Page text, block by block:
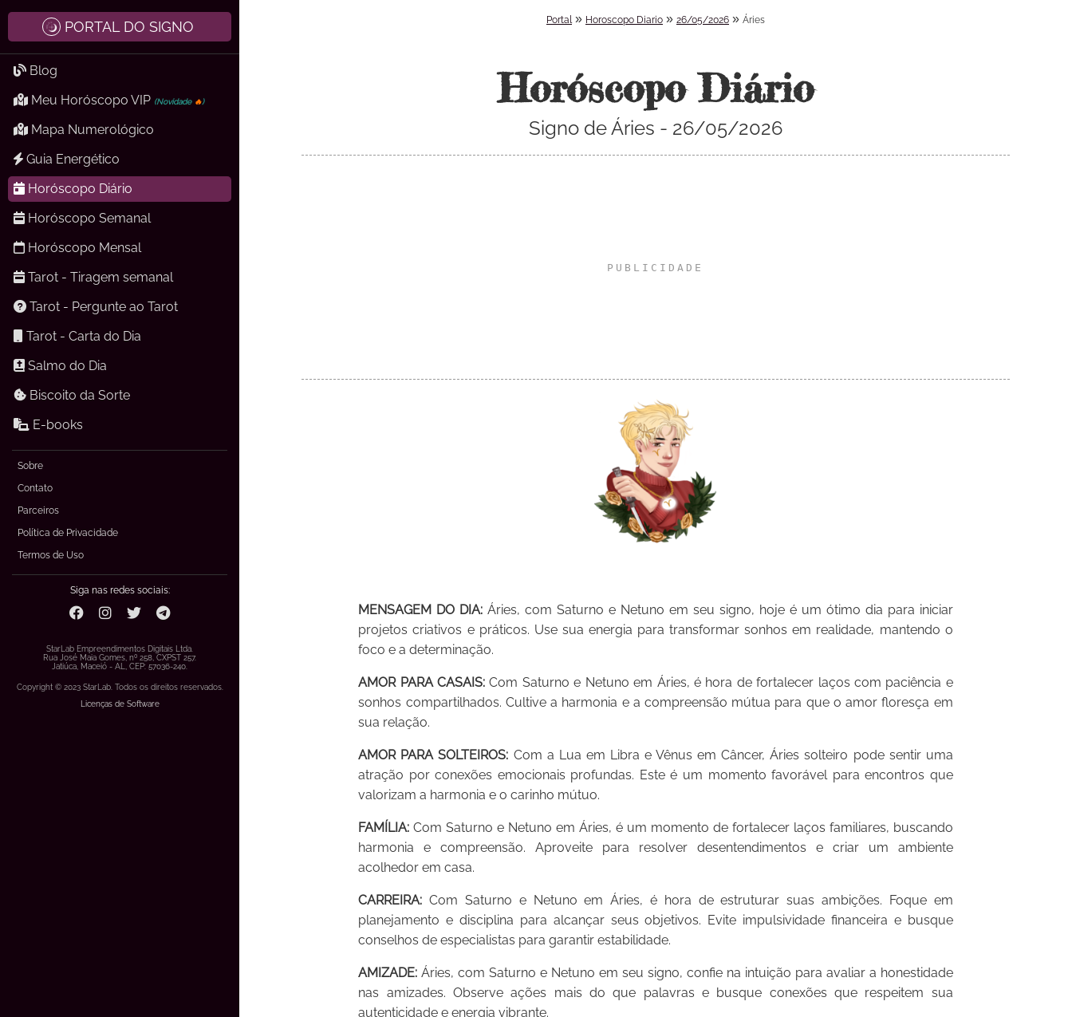
PORTAL DO SIGNO
Blog
Meu Horóscopo VIP (Novidade 🔥)
Mapa Numerológico
Guia Energético
Horóscopo Diário
Horóscopo Semanal
Horóscopo Mensal
Tarot - Tiragem semanal
Tarot - Pergunte ao Tarot
Tarot - Carta do Dia
Salmo do Dia
Biscoito da Sorte
E-books
Sobre
Contato
Parceiros
Política de Privacidade
Termos de Uso
Siga nas redes sociais:
StarLab Empreendimentos Digitais Ltda.
Rua José Maia Gomes, nº 258, CXPST 257.
Jatiúca, Maceió - AL, CEP: 57036-240.
Copyright © 2023 StarLab. Todos os direitos reservados.
Licenças de Software
Portal » Horoscopo Diario » 26/05/2026 » Áries
Horóscopo Diário
Signo de Áries - 26/05/2026
MENSAGEM DO DIA: Áries, com Saturno e Netuno em seu signo, hoje é um ótimo dia para iniciar
projetos criativos e práticos. Use sua energia para transformar sonhos em realidade, mantendo o
foco e a determinação.
AMOR PARA CASAIS: Com Saturno e Netuno em Áries, é hora de fortalecer laços com paciência e
sonhos compartilhados. Cultive a harmonia e a compreensão mútua para que o amor floresça em
sua relação.
AMOR PARA SOLTEIROS: Com a Lua em Libra e Vênus em Câncer, Áries solteiro pode sentir uma
atração por conexões emocionais profundas. Este é um momento favorável para encontros que
valorizam a harmonia e o carinho mútuo.
FAMÍLIA: Com Saturno e Netuno em Áries, é um momento de fortalecer laços familiares, buscando
harmonia e compreensão. Aproveite para resolver desentendimentos e criar um ambiente
acolhedor em casa.
CARREIRA: Com Saturno e Netuno em Áries, é hora de estruturar suas ambições. Foque em
planejamento e disciplina para alcançar seus objetivos. Evite impulsividade financeira e busque
conselhos de especialistas para garantir estabilidade.
AMIZADE: Áries, com Saturno e Netuno em seu signo, confie na intuição para avaliar a honestidade
nas amizades. Observe ações mais do que palavras e busque conexões que respeitem sua
autenticidade e energia vibrante.